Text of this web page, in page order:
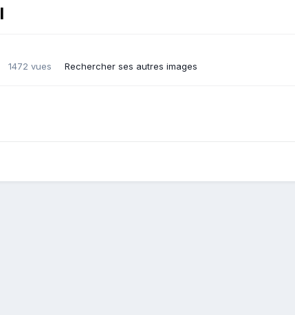
1472 vues Rechercher ses autres images